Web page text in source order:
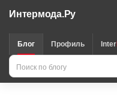
Интермода.Ру
Блог Профиль Inter
Поиск
по
блогу